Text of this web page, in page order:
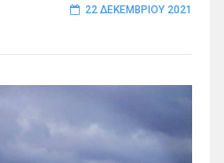
22 ΔΕΚΕΜΒΡΊΟΥ 2021